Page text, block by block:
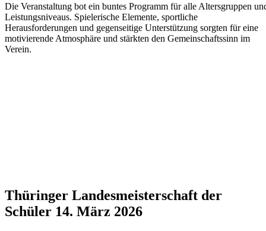
Die Veranstaltung bot ein buntes Programm für alle Altersgruppen
Leistungsniveaus. Spielerische Elemente, sportliche
Herausforderungen und gegenseitige Unterstützung sorgten für eine
motivierende Atmosphäre und stärkten den Gemeinschaftssinn im
Verein.
Thüringer Landesmeisterschaft der
Schüler 14. März 2026